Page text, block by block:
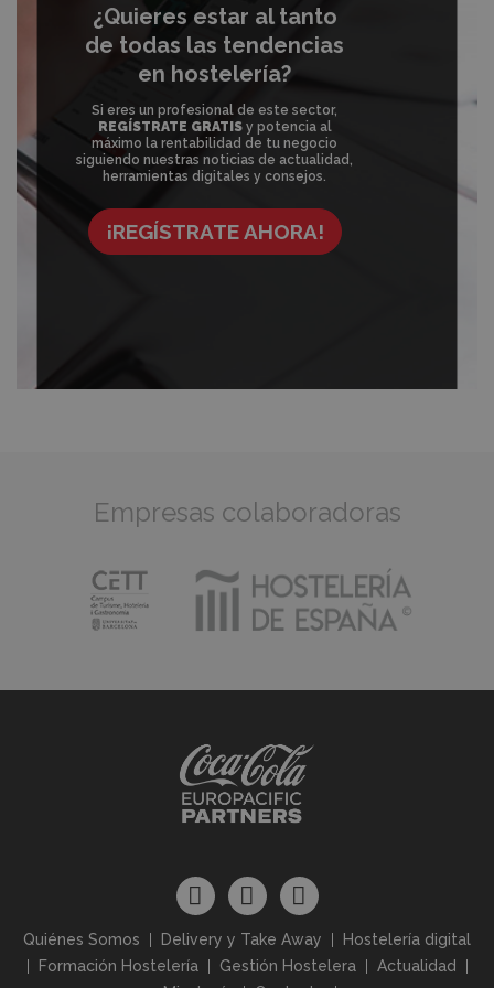
¿Quieres estar al tanto
de todas las tendencias
en hostelería?
Si eres un profesional de este sector,
REGÍSTRATE GRATISy potencia al
máximo la rentabilidad de tu negocio
siguiendo nuestras noticias de actualidad,
herramientas digitales y consejos.
¡REGÍSTRATE AHORA!
Empresas colaboradoras
Quiénes Somos Delivery y Take Away
Hostelería digital
Formación Hostelería
Gestión Hostelera
Actualidad